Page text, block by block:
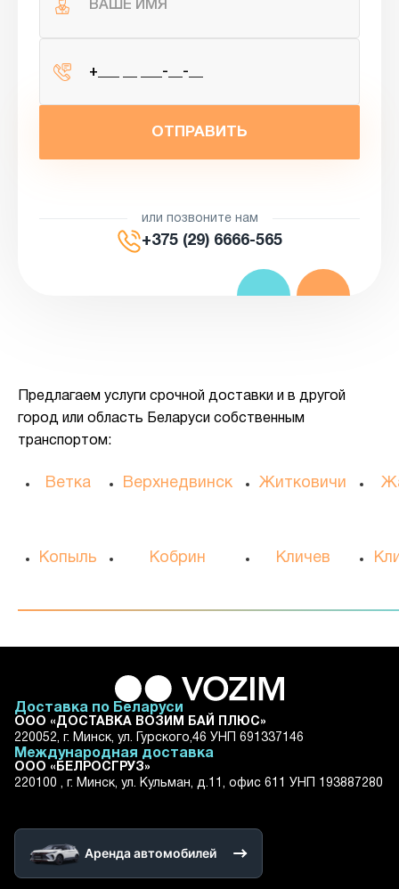
ОТПРАВИТЬ
или позвоните нам
+375 (29) 6666-565
Предлагаем услуги срочной доставки и в другой
город или область Беларуси собственным
транспортом:
Ветка Верхнедвинск Житковичи
Копыль Кобрин Кличев
Доставка по Беларуси
ООО «ДОСТАВКА ВОЗИМ БАЙ ПЛЮС»
220052, г. Минск, ул. Гурского,46 УНП 691337146
Международная доставка
ООО «БЕЛРОСГРУЗ»
220100 , г. Минск, ул. Кульман, д.11, офис 611 УНП 193887280
Аренда автомобилей